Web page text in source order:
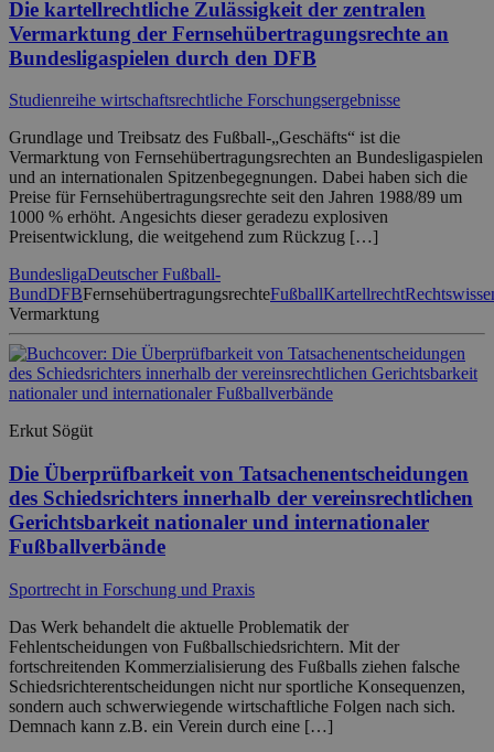
Die kartellrechtliche Zulässigkeit der zentralen
Vermarktung der Fernsehübertragungsrechte an
Bundesligaspielen durch den DFB
Studienreihe wirtschaftsrechtliche Forschungsergebnisse
Grundlage und Treibsatz des Fußball-„Geschäfts“ ist die
Vermarktung von Fernsehübertragungsrechten an Bundesligaspielen
und an internationalen Spitzenbegegnungen. Dabei haben sich die
Preise für Fernsehübertragungsrechte seit den Jahren 1988/89 um
1000 % erhöht. Angesichts dieser geradezu explosiven
Preisentwicklung, die weitgehend zum Rückzug […]
BundesligaDeutscher Fußball-
BundDFBFernsehübertragungsrechteFußballKartellrecht
Vermarktung
Erkut Sögüt
Die Überprüfbarkeit von Tatsachenentscheidungen
des Schiedsrichters innerhalb der vereinsrechtlichen
Gerichtsbarkeit nationaler und internationaler
Fußballverbände
Sportrecht in Forschung und Praxis
Das Werk behandelt die aktuelle Problematik der
Fehlentscheidungen von Fußballschiedsrichtern. Mit der
fortschreitenden Kommerzialisierung des Fußballs ziehen falsche
Schiedsrichterentscheidungen nicht nur sportliche Konsequenzen,
sondern auch schwerwiegende wirtschaftliche Folgen nach sich.
Demnach kann z.B. ein Verein durch eine […]